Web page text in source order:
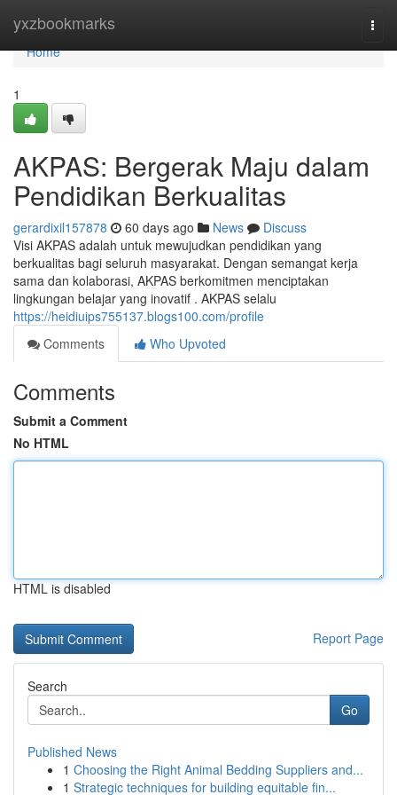
yxzbookmarks
Home
Home
1
AKPAS: Bergerak Maju dalam
Pendidikan Berkualitas
gerardixil157878 60 days ago News
Discuss
Visi AKPAS adalah untuk mewujudkan pendidikan yang
berkualitas bagi seluruh masyarakat. Dengan semangat kerja
sama dan kolaborasi, AKPAS berkomitmen menciptakan
lingkungan belajar yang inovatif . AKPAS selalu
https://heidiuips755137.blogs100.com/profile
Comments
Who Upvoted
Comments
Submit a Comment
No HTML
HTML is disabled
Report Page
Search
Go
Published News
1 Choosing the Right Animal Bedding Suppliers and...
1 Strategic techniques for building equitable fin...